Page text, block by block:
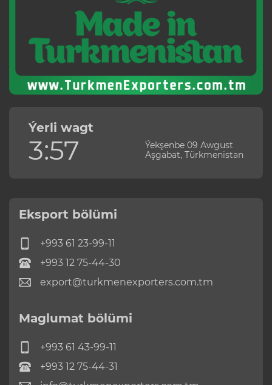
Ýerli wagt
3:57
Ýekşenbe 09 Awgust
Aşgabat, Türkmenistan
Eksport bölümi
+993 61 23-99-11
+993 12 75-44-30
export@turkmenexporters.com.tm
Maglumat bölümi
+993 61 43-99-11
+993 12 75-44-31